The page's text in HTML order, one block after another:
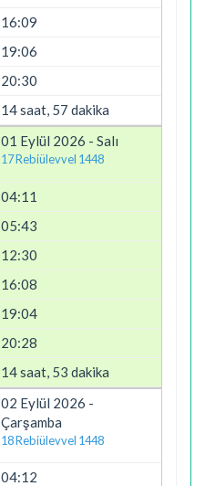
16:09
19:06
20:30
14 saat, 57 dakika
01 Eylül 2026 - Salı
17 Rebiülevvel 1448
04:11
05:43
12:30
16:08
19:04
20:28
14 saat, 53 dakika
02 Eylül 2026 -
Çarşamba
18 Rebiülevvel 1448
04:12